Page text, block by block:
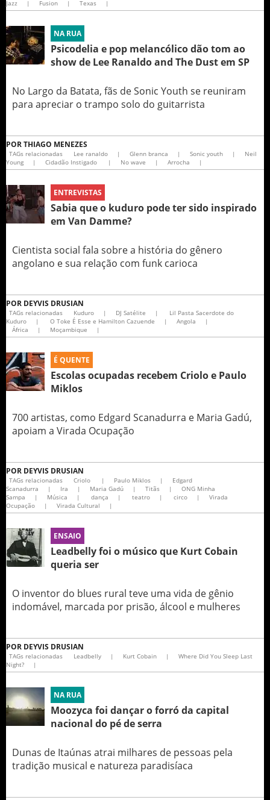
Jazz | Fusion | Texas |
NA RUA
Psicodelia e pop melancólico dão tom ao
show de Lee Ranaldo and The Dust em SP
No Largo da Batata, fãs de Sonic Youth se reuniram
para apreciar o trampo solo do guitarrista
PORTHIAGO MENEZES
TAGs relacionadas Lee ranaldo | Glenn branca | Sonic youth |
Neil
Young
| Cidadão Instigado | No wave | Arrocha |
ENTREVISTAS
Sabia que o kuduro pode ter sido inspirado
em Van Damme?
Cientista social fala sobre a história do gênero
angolano e sua relação com funk carioca
POR DEYVIS DRUSIAN
TAGs relacionadas Kuduro | DJ Satélite |
Lil Pasta Sacerdote do
Kuduro
| O Toke É Esse e Hamilton Cazuende | Angola
|
África
| Moçambique |
É QUENTE
Escolas ocupadas recebem Criolo e Paulo
Miklos
700 artistas, como Edgard Scanadurra e Maria Gadú,
apoiam a Virada Ocupação
POR DEYVIS DRUSIAN
TAGs relacionadas Criolo | Paulo Miklos |
Edgard
Scanadurra
| Ira | Maria Gadú | Titãs |
ONG Minha
Sampa
| Música | dança | teatro | circo |
Virada
Ocupação
| Virada Cultural |
ENSAIO
Leadbelly foi o músico que Kurt Cobain
queria ser
O inventor do blues rural teve uma vida de gênio
indomável, marcada por prisão, álcool e mulheres
POR DEYVIS DRUSIAN
TAGs relacionadas Leadbelly | Kurt Cobain |
Where Did You Sleep Last
Night?
|
NA RUA
Moozyca foi dançar o forró da capital
nacional do pé de serra
Dunas de Itaúnas atrai milhares de pessoas pela
tradição musical e natureza paradisíaca